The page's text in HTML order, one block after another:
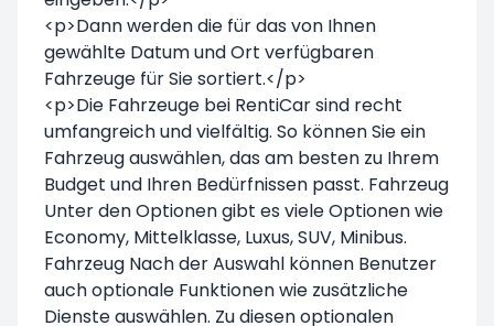
<p>Dann werden die für das von Ihnen
gewählte Datum und Ort verfügbaren
Fahrzeuge für Sie sortiert.</p>
<p>Die Fahrzeuge bei RentiCar sind recht
umfangreich und vielfältig. So können Sie ein
Fahrzeug auswählen, das am besten zu Ihrem
Budget und Ihren Bedürfnissen passt. Fahrzeug
Unter den Optionen gibt es viele Optionen wie
Economy, Mittelklasse, Luxus, SUV, Minibus.
Fahrzeug Nach der Auswahl können Benutzer
auch optionale Funktionen wie zusätzliche
Dienste auswählen. Zu diesen optionalen